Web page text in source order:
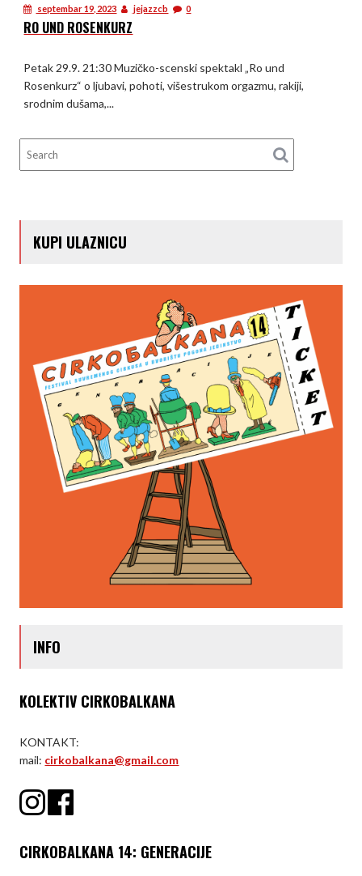
septembar 19, 2023 jejazzcb 0
RO UND ROSENKURZ
Petak 29.9. 21:30 Muzičko-scenski spektakl „Ro und
Rosenkurz“ o ljubavi, pohoti, višestrukom orgazmu, rakiji,
srodnim dušama,...
KUPI ULAZNICU
INFO
KOLEKTIV CIRKOBALKANA
KONTAKT:
mail: cirkobalkana@gmail.com
CIRKOBALKANA 14: GENERACIJE